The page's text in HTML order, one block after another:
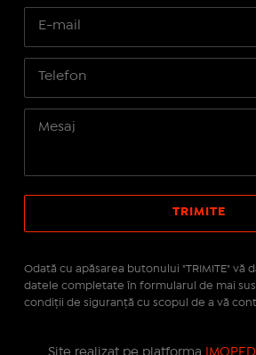
Odată cu apăsarea butonului "TRIMITE" vă
datele completate în formularul de mai
condiţii de siguranţă cu scopul de a vă
Site realizat pe platforma